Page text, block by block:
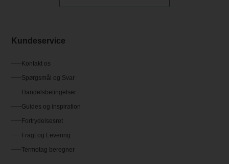
Kundeservice
Kontakt os
Spørgsmål og Svar
Handelsbetingelser
Guides og inspiration
Fortrydelsesret
Fragt og Levering
Termotag beregner